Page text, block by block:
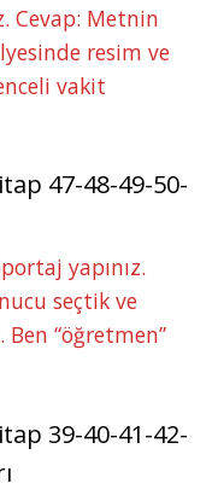
Cevap: Metnin
resim ve
vakit
47-48-49-50-
yapınız.
seçtik ve
“öğretmen”
39-40-41-42-